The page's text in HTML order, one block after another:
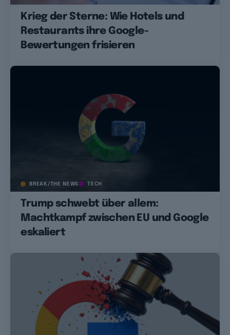
Krieg der Sterne: Wie Hotels und
Restaurants ihre Google-
Bewertungen frisieren
BREAK/THE NEWS TECH
Trump schwebt über allem:
Machtkampf zwischen EU und Google
eskaliert